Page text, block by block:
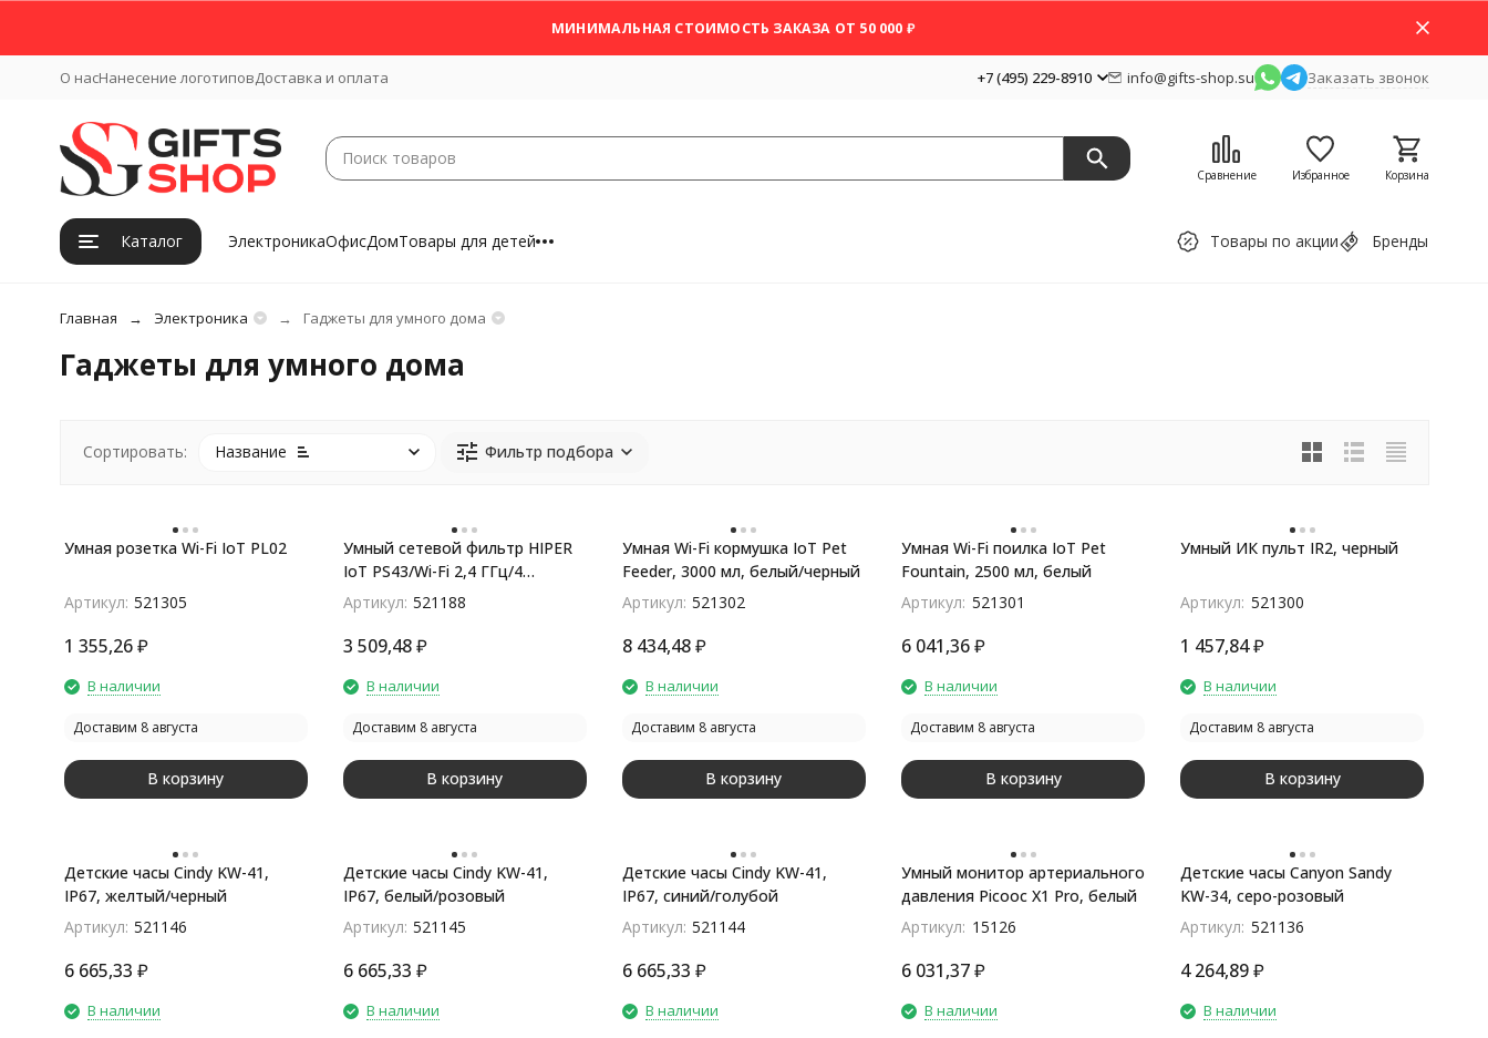
МИНИМАЛЬНАЯ СТОИМОСТЬ ЗАКАЗА ОТ 50 000 ₽
О насНанесение логотиповДоставка и оплата +7 (495) 229-8910 info@gifts-shop.su Заказать звонок
Сравнение Избранное Корзина
Каталог ЭлектроникаОфисДомТовары для детей Товары по акции Бренды
Главная Электроника Гаджеты для умного дома
Гаджеты для умного дома
Сортировать: Название Фильтр подбора
Умная розетка Wi-Fi IoT PL02
Артикул: 521305
1 355,26 ₽
В наличии
Доставим 8 августа
В корзину
Умный сетевой фильтр HIPER
IoT PS43/Wi-Fi 2,4 ГГц/4
розетки и 3 USB
порта/2500Вт/10А IoT PS43
Артикул: 521188
3 509,48₽
В наличии
Доставим 8 августа
В корзину
Умная Wi-Fi кормушка IoT Pet
Feeder, 3000 мл, белый/черный
Артикул: 521302
8 434,48₽
В наличии
Доставим 8 августа
В корзину
Умная Wi-Fi поилка IoT Pet
Fountain, 2500 мл, белый
Артикул: 521301
6 041,36₽
В наличии
Доставим 8 августа
В корзину
Умный ИК пульт IR2, черный
Артикул: 521300
1 457,84₽
В наличии
Доставим 8 августа
В корзину
Детские часы Cindy KW-41,
IP67, желтый/черный
Артикул: 521146
6 665,33 ₽
В наличии
Детские часы Cindy KW-41,
IP67, белый/розовый
Артикул: 521145
6 665,33 ₽
В наличии
Детские часы Cindy KW-41,
IP67, синий/голубой
Артикул: 521144
6 665,33 ₽
В наличии
Умный монитор артериального
давления Picooc X1 Pro, белый
Артикул: 15126
6 031,37₽
В наличии
Детские часы Canyon Sandy
KW-34, серо-розовый
Артикул: 521136
4 264,89₽
В наличии